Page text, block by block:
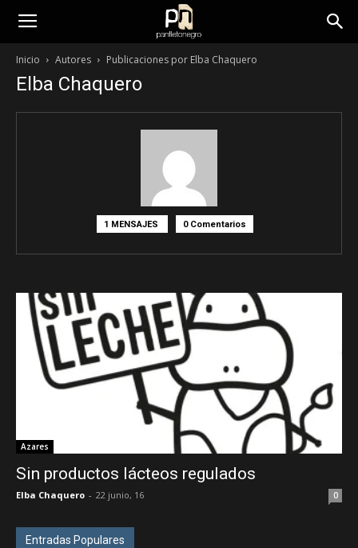
panfletonegro
Inicio Autores Publicaciones por Elba Chaquero
Elba Chaquero
1 MENSAJES 0 Comentarios
Azares
Sin productos lácteos regulados
Elba Chaquero - 22 junio, 16 0
Entradas Populares